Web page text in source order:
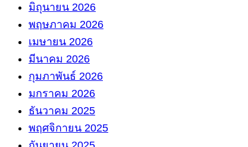
มิถุนายน 2026
พฤษภาคม 2026
เมษายน 2026
มีนาคม 2026
กุมภาพันธ์ 2026
มกราคม 2026
ธันวาคม 2025
พฤศจิกายน 2025